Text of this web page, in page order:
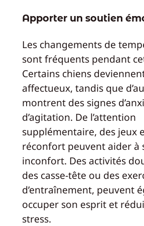
Apporter un soutien
Les changements de
sont fréquents pendant
Certains chiens
affectueux, tandis que
montrent des signes
d’agitation. De l’attention
supplémentaire, des jeux
réconfort peuvent aider à
inconfort. Des activités
des casse-tête ou des
d’entraînement, peuvent
occuper son esprit et
stress.